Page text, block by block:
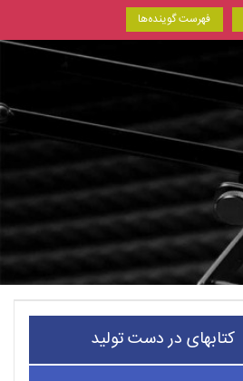
فهرست گوینده‌ها
کتابهای در دست تولید